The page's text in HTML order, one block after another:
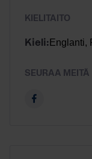
KIELITAITO
Kieli: Englanti,
SEURAA MEITÄ